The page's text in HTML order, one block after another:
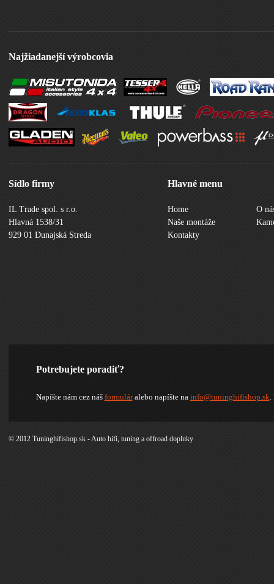
Najžiadanejší výrobcovia
Sídlo firmy
IL Trade spol. s r.o.
Hlavná 1538/31
929 01 Dunajská Streda
Hlavné menu
Home
O
Naše montáže
Kontakty
Potrebujete poradiť?
Napíšte nám cez náš formuláralebo napíšte na info@tuninghifishop.sk.
© 2012 Tuninghifishop.sk - Auto hifi, tuning a offroad doplnky